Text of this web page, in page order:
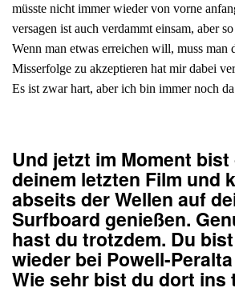
müsste nicht immer wieder von vorne
versagen ist auch verdammt einsam, aber
Wenn man etwas erreichen will, muss man
Misserfolge zu akzeptieren hat mir dabei
Es ist zwar hart, aber ich bin immer noch
Und jetzt im Moment
deinem letzten Film und
abseits der Wellen auf
Surfboard genießen.
hast du trotzdem. Du
wieder bei Powell-
Wie sehr bist du dort ins